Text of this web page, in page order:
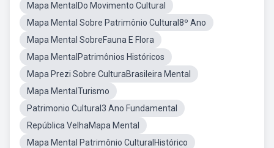
Mapa MentalDo Movimento Cultural
Mapa Mental Sobre Patrimônio Cultural8º Ano
Mapa Mental SobreFauna E Flora
Mapa MentalPatrimônios Históricos
Mapa Prezi Sobre CulturaBrasileira Mental
Mapa MentalTurismo
Patrimonio Cultural3 Ano Fundamental
República VelhaMapa Mental
Mapa Mental Patrimônio CulturalHistórico